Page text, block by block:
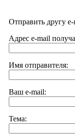
Отправить другу
Адрес e-mail
Имя отправителя:
Ваш e-mail:
Тема: